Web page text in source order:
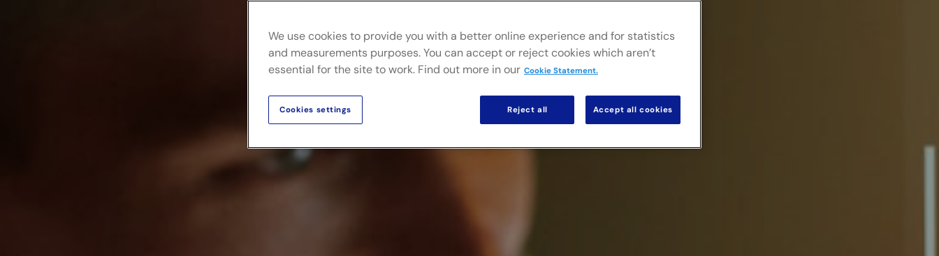
We use cookies to provide you with a better online experience and for statistics
and measurements purposes. You can accept or reject cookies which aren’t
essential for the site to work. Find out more in our Cookie Statement.
Reject all Accept all cookies
Cookies settings